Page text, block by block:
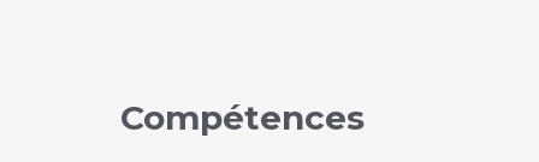
Compétences